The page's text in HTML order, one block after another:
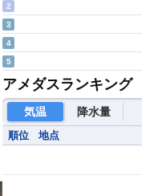
2
3
4
5
アメダスランキング
気温 降水量
順位 地点